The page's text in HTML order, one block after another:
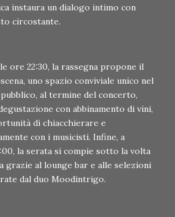
instaura un dialogo intimo con
circostante.
ore 22:30, la rassegna propone il
uno spazio conviviale unico nel
al termine del concerto,
con abbinamento di vini,
di chiacchierare e
con i musicisti. Infine, a
la serata si compie sotto la volta
grazie al lounge bar e alle selezioni
dal duo Moodintrigo.